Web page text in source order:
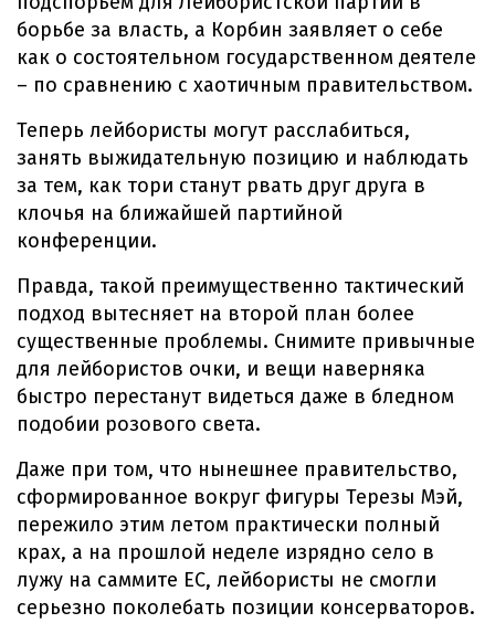
борьбе за власть, а Корбин заявляет о себе
как о состоятельном государственном деятеле
– по сравнению с хаотичным правительством.
Теперь лейбористы могут расслабиться,
занять выжидательную позицию и наблюдать
за тем, как тори станут рвать друг друга в
клочья на ближайшей партийной
конференции.
Правда, такой преимущественно тактический
подход вытесняет на второй план более
существенные проблемы. Снимите привычные
для лейбористов очки, и вещи наверняка
быстро перестанут видеться даже в бледном
подобии розового света.
Даже при том, что нынешнее правительство,
сформированное вокруг фигуры Терезы Мэй,
пережило этим летом практически полный
крах, а на прошлой неделе изрядно село в
лужу на саммите ЕС, лейбористы не смогли
серьезно поколебать позиции консерваторов.